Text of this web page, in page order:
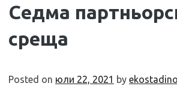
Skip
content
Седма
среща
Posted on юли 22, 2021 by